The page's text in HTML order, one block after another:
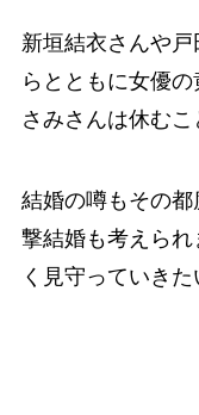
新垣結衣さんや
らとともに女優
さみさんは休むこ
結婚の噂もその
撃結婚も考えら
く見守っていきた